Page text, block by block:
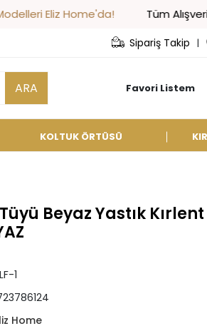
Home'da! Tüm
Sipariş Takip |
ARA Favori Listem
KOLTUK ÖRTÜSÜ
Beyaz Yastık Kırlent
1
Home